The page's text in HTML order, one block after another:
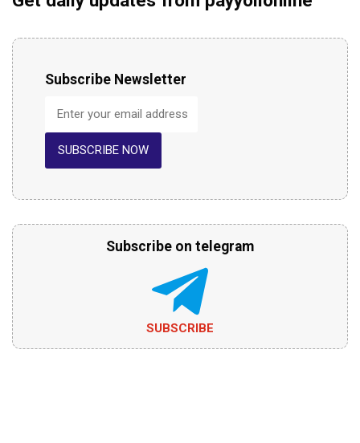
Subscribe Newsletter
SUBSCRIBE NOW
Subscribe on telegram
SUBSCRIBE